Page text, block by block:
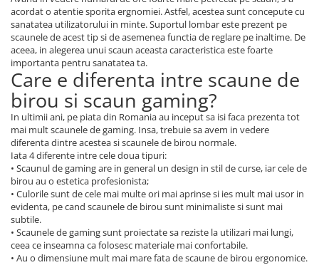
acordat o atentie sporita ergnomiei. Astfel, acestea sunt concepute cu
sanatatea utilizatorului in minte. Suportul lombar este prezent pe
scaunele de acest tip si de asemenea functia de reglare pe inaltime. De
aceea, in alegerea unui scaun aceasta caracteristica este foarte
importanta pentru sanatatea ta.
Care e diferenta intre scaune de
birou si scaun gaming?
In ultimii ani, pe piata din Romania au inceput sa isi faca prezenta tot
mai mult scaunele de gaming. Insa, trebuie sa avem in vedere
diferenta dintre acestea si scaunele de birou normale.
Iata 4 diferente intre cele doua tipuri:
• Scaunul de gaming are in general un design in stil de curse, iar cele de
birou au o estetica profesionista;
• Culorile sunt de cele mai multe ori mai aprinse si ies mult mai usor in
evidenta, pe cand scaunele de birou sunt minimaliste si sunt mai
subtile.
• Scaunele de gaming sunt proiectate sa reziste la utilizari mai lungi,
ceea ce inseamna ca folosesc materiale mai confortabile.
• Au o dimensiune mult mai mare fata de scaune de birou ergonomice.